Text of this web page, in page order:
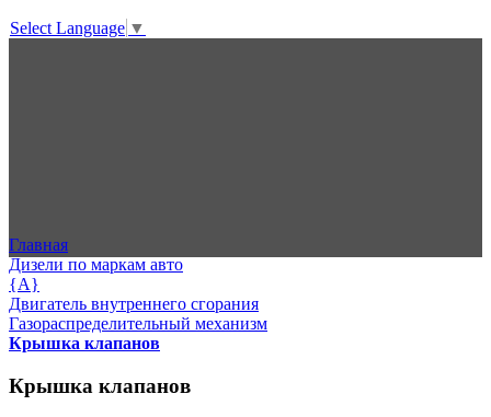
Select Language ▼
Главная
Дизели по маркам авто
{A}
Двигатель внутреннего сгорания
Газораспределительный механизм
Крышка клапанов
Крышка клапанов